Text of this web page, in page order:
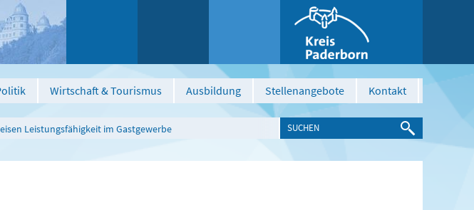
Wirtschaft & Tourismus Ausbildung Stellenangebote Kontakt
Leistungsfähigkeit im Gastgewerbe